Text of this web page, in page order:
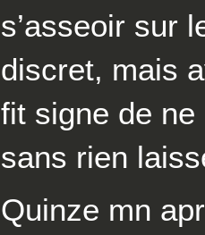
s’asseoir sur
discret, mais
fit signe de
sans rien
Quinze mn